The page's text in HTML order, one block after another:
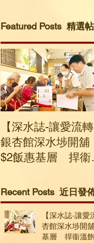
Featured Posts 精選
【深水誌-讓愛流轉
銀杏館深水埗開
$2飯惠基層 捍衞
Recent Posts 近日發
【深水誌-讓愛
杏館深水埗開
基層 捍衞溫